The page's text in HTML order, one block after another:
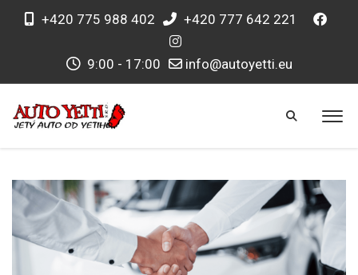
+420 775 988 402 +420 777 642 221
9:00 - 17:00 info@autoyetti.eu